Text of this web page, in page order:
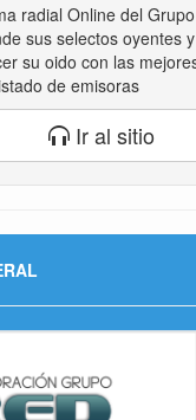
radial Online del
sus selectos oyentes
su oido con las
de emisoras
Ir al sitio